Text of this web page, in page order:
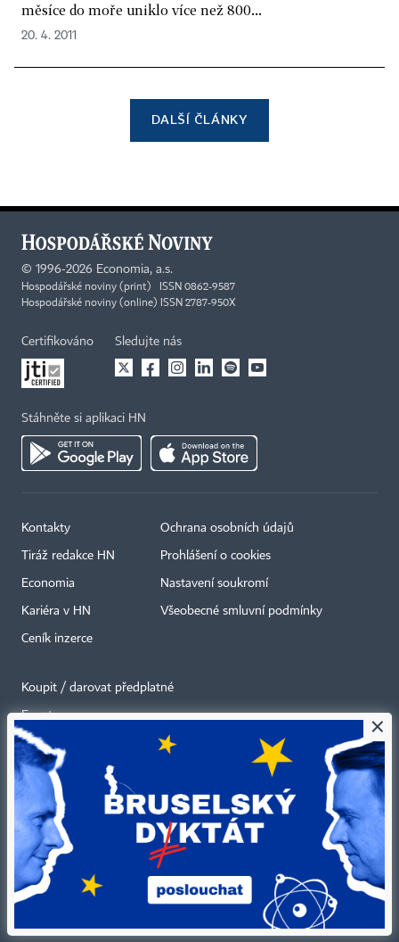
měsíce do moře uniklo více než 800...
20. 4. 2011
DALŠÍ ČLÁNKY
© 1996-2026 Economia, a.s.
Hospodářské noviny (print) ISSN 0862-9587
Hospodářské noviny (online) ISSN 2787-950X
Certifikováno Sledujte nás
Stáhněte si aplikaci HN
Kontakty
Tiráž redakce HN
Economia
Kariéra v HN
Ceník inzerce
Ochrana osobních údajů
Prohlášení o cookies
Nastavení soukromí
Všeobecné smluvní podmínky
Koupit / darovat předplatné
Eventy
Newslettery
RSS kanály
Autorská práva vykonává vydavatel. Bez písemného svolení vydavatele je
zakázáno jakékoli užití částí nebo celku díla, zejména rozmnožování a šíření
jakýmkoli způsobem, mechanickým nebo elektronickým, v českém nebo
jiném jazyce. Bez souhlasu vydavatele je zakázáno též rozmnožování
obsahu pro účely automatizované analýzy textů nebo dat
×